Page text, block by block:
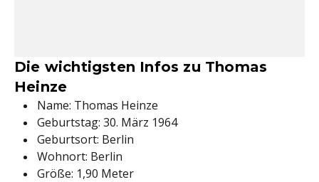
Die wichtigsten Infos zu Thomas
Heinze
Name: Thomas Heinze
Geburtstag: 30. März 1964
Geburtsort: Berlin
Wohnort: Berlin
Größe: 1,90 Meter